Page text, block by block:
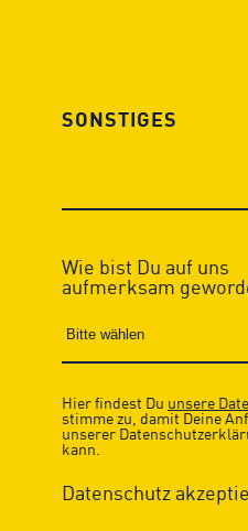
Wie bist Du auf uns
aufmerksam
Hier findest Du unsere
stimme zu, damit Deine
unserer
kann.
Datenschutz